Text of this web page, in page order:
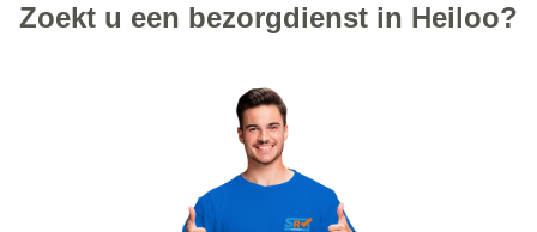
Zoekt u een bezorgdienst in Heiloo?